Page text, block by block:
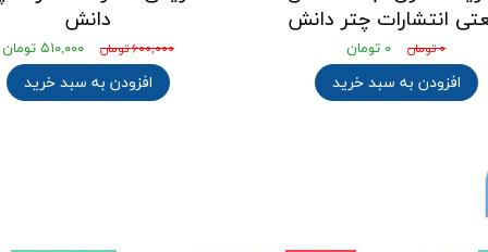
انتشارات چتر دانش
۰ تومان ۰ تومان
افزودن به سبد خرید
دانش
۶۰۰,۰۰۰ تومان ۵۱۰,۰۰۰ تومان
افزودن به سبد خرید